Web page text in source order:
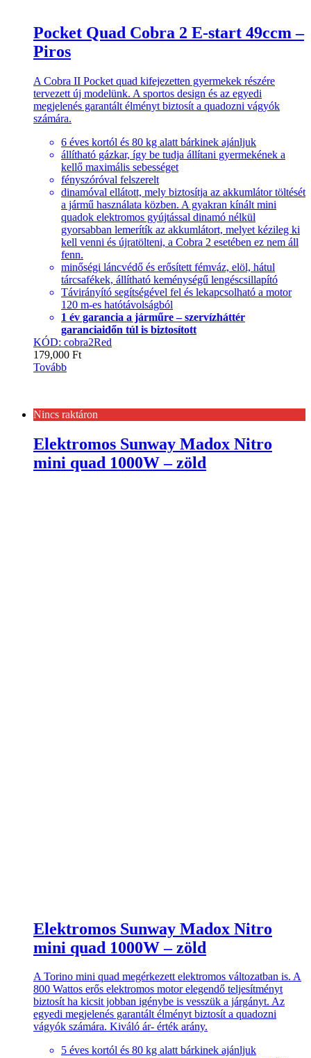
Pocket Quad Cobra 2 E-start 49ccm –
Piros
A Cobra II Pocket quad kifejezetten gyermekek részére
tervezett új modelünk. A sportos design és az egyedi
megjelenés garantált élményt biztosít a quadozni vágyók
számára.
6 éves kortól és 80 kg alatt bárkinek ajánljuk
állítható gázkar, így be tudja állítani gyermekének a
kellő maximális sebességet
fényszóróval felszerelt
dinamóval ellátott, mely biztosítja az akkumlátor töltését
a jármű használata közben. A gyakran kínált mini
quadok elektromos gyújtással dinamó nélkül
gyorsabban lemerítík az akkumlátort, melyet kézileg ki
kell venni és újratölteni, a Cobra 2 esetében ez nem áll
fenn.
minőségi láncvédő és erősített fémváz, elöl, hátul
tárcsafékek, állítható keménységű lengéscsillapító
Távirányító segítségével fel és lekapcsolható a motor
120 m-es hatótávolságból
1 év garancia a járműre – szervízháttér
garanciaidőn túl is biztosított
KÓD: cobra2Red
179,000 Ft
Tovább
Nincs raktáron
Elektromos Sunway Madox Nitro
mini quad 1000W – zöld
Elektromos Sunway Madox Nitro
mini quad 1000W – zöld
A Torino mini quad megérkezett elektromos változatban is. A
800 Wattos erős elektromos motor elegendő teljesítményt
biztosít ha kicsit jobban igénybe is vesszük a járgányt. Az
egyedi megjelenés garantált élményt biztosít a quadozni
vágyók számára. Kiváló ár- érték arány.
5 éves kortól és 80 kg alatt bárkinek ajánljuk